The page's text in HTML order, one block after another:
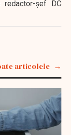
şef DC
articolele